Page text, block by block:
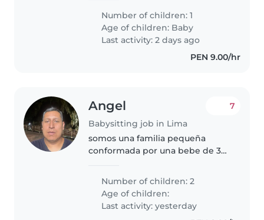
Number of children: 1
Age of children: Baby
Last activity: 2 days ago
PEN 9.00/hr
Angel
Babysitting job in Lima
7
somos una familia pequeña
conformada por una bebe de 3
encantado de poder trabajar con
alguna niñera damos trato de
familia
Number of children: 2
Age of children:
Last activity: yesterday